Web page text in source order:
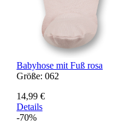
Babyhose mit Fuß rosa
Größe: 062
14,99 €
Details
-70%